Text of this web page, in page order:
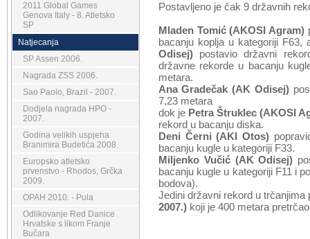
Postavljeno je čak 9 državnih
Mladen Tomić (AKOSI Agram)
bacanju koplja u kategoriji
Odisej)postavio državni
državne rekorde u bacanju
metara.
Ana Gradečak (AK Odisej)
7,23 metara
dok je Petra Štruklec (AKOSI
rekord u bacanju diska.
Deni Černi (AKI Otos)
bacanju kugle u kategoriji F33.
Miljenko Vučić (AK Odisej)
bacanju kugle u kategoriji F11 i
bodova).
Jedini državni rekord u trčanjima
2007.)koji je 400 metara
2011 Global Games
Genova Italy - 8. Atletsko
SP
Natjecanja
SP Assen 2006.
Nagrada ZSS 2006.
Sao Paolo, Brazil - 2007.
Dodjela nagrada HPO -
2007.
Godina velikih uspjeha
Branimira Budetića 2008.
Europsko atletsko
prvenstvo - Rhodos, Grčka
2009.
OPAH 2010. - Pula
Odlikovanje Red Danice
Hrvatske s likom Franje
Bučara